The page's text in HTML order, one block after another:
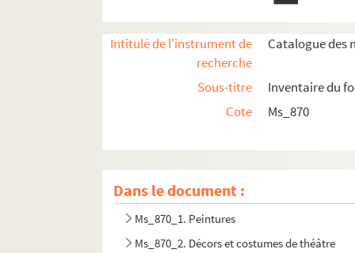
Intitulé de l'instrument de
recherche
Catalogue des
Sous-titre
Inventaire du
Cote
Ms_870
Dans le document :
Ms_870_1. Peintures
Ms_870_2. Décors et costumes de théâtre